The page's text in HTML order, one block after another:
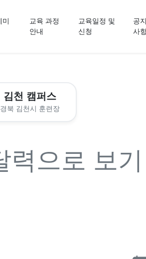
미
교육 과정
안내
교육일정 및
신청
공지
사
김천 캠퍼스
경북 김천시 훈련장
력으로 보기